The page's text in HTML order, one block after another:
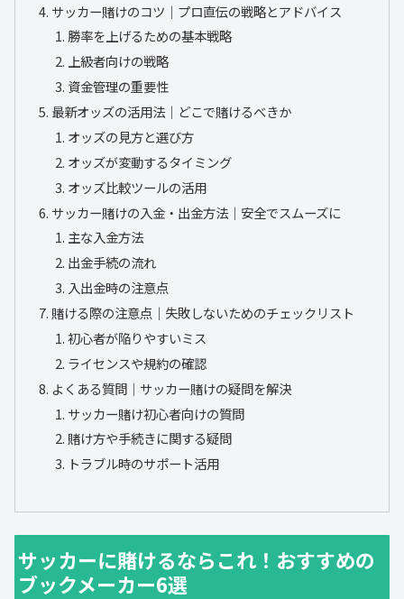
サッカー賭けのコツ｜プロ直伝の戦略とアドバイス
勝率を上げるための基本戦略
上級者向けの戦略
資金管理の重要性
最新オッズの活用法｜どこで賭けるべきか
オッズの見方と選び方
オッズが変動するタイミング
オッズ比較ツールの活用
サッカー賭けの入金・出金方法｜安全でスムーズに
主な入金方法
出金手続の流れ
入出金時の注意点
賭ける際の注意点｜失敗しないためのチェックリスト
初心者が陥りやすいミス
ライセンスや規約の確認
よくある質問｜サッカー賭けの疑問を解決
サッカー賭け初心者向けの質問
賭け方や手続きに関する疑問
トラブル時のサポート活用
サッカーに賭けるならこれ！おすすめの
ブックメーカー6選